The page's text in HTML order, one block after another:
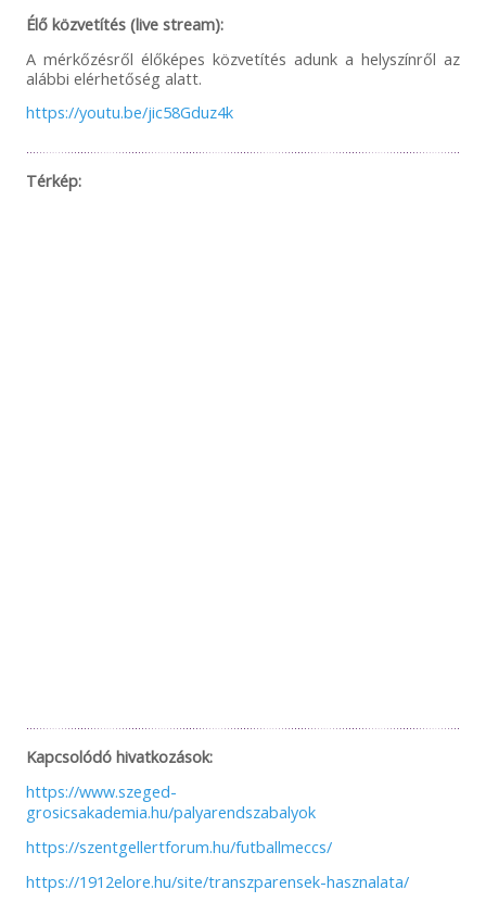
Élő közvetítés (live stream):
A mérkőzésről élőképes közvetítés adunk a helyszínről az
alábbi elérhetőség alatt.
https://youtu.be/jic58Gduz4k
Térkép:
Kapcsolódó hivatkozások:
https://www.szeged-
grosicsakademia.hu/palyarendszabalyok
https://szentgellertforum.hu/futballmeccs/
https://1912elore.hu/site/transzparensek-hasznalata/